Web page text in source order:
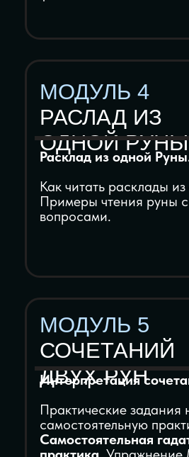
МОДУЛЬ 10
БЕЗОПАСНОСТИ
Техника безопасности при работе с
рунами.
Основные правила техники
безопасности. Чек-лист подготовки и
проведения магических работ.
Примеры проверки и подготовки
рунических формул по чек-листу.
МОДУЛЬ 11
МАГИЧЕСКИЕ
МОДУЛЬ 12
МЕДИТАЦИЯ И
ВИЗУАЛИЗАЦИЯ
МОДУЛЬ 13
ДИАГНОСТИКА
НЕГАТИВА
МОДУЛЬ 14